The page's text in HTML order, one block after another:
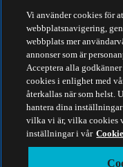
Hållbarhet
Hållbarhet
Företagets sociala
Produktens
Project Humanity
Earthion
Integritetspolicy
Cookiepolicy
Juridisk information
Ytterligare juridisk
Vi använder cookies för
webbplatsnavigering,
webbplats mer
annonser som är
Acceptera alla
cookies i enlighet med
återkallas när som helst.
hantera dina
vilka vi är, vilka cookies
inställningar i vår